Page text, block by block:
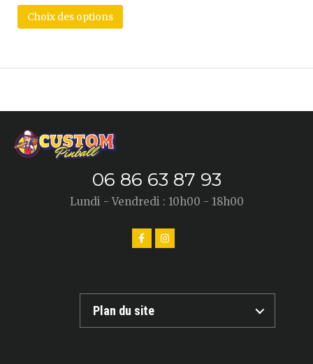
Choix des options
06 86 63 87 93
Lundi - Vendredi : 10h00 - 18h00
Plan du site